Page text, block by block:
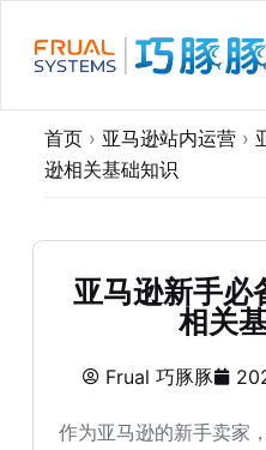
过
首页 › 亚马逊站内运营 ›
逊相关基础知识
亚马逊新手必
相关
Frual 巧豚豚
作为亚马逊的新手卖家